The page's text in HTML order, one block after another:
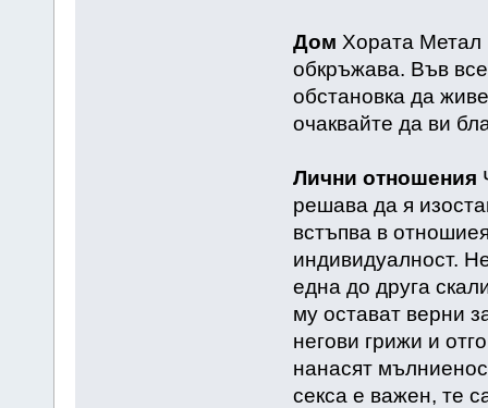
Дом Хората Метал
обкръжава. Във
обстановка да
очаквайте да ви
Лични отношения
решава да я
встъпва в
индивидуалност.
една до друга
му остават верни
негови грижи и
нанасят
секса е важен, те